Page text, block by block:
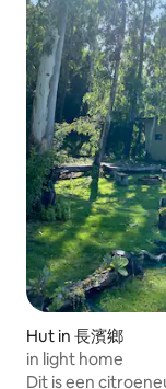
Hut in 長濱鄉
in light home
Dit is een